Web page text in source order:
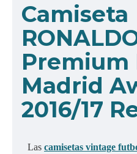
Camiseta
Premium
Madrid
2016/17
Las camisetas vintage